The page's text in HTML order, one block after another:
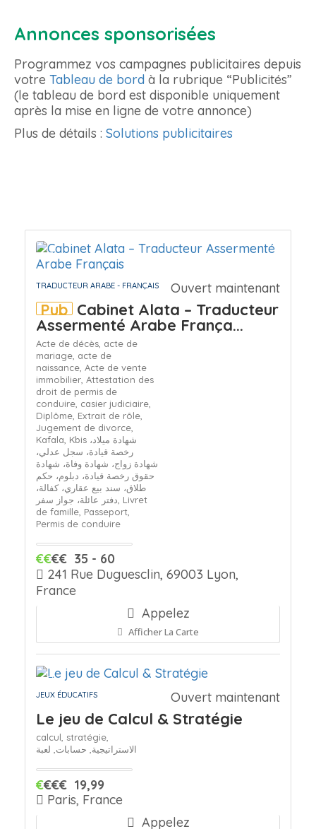
Annonces sponsorisées
Programmez vos campagnes publicitaires depuis
votre Tableau de bord à la rubrique “Publicités”
(le tableau de bord est disponible uniquement
après la mise en ligne de votre annonce)
Plus de détails : Solutions publicitaires
TRADUCTEUR ARABE - FRANÇAIS Ouvert maintenant
Pub Cabinet Alata – Traducteur
Assermenté Arabe França...
Acte de décès, acte de
mariage, acte de
naissance, Acte de vente
immobilier, Attestation des
droit de permis de
conduire, casier judiciaire,
Diplôme, Extrait de rôle,
Jugement de divorce,
Kafala, Kbis شهادة ميلاد،
رخصة قيادة، سجل عدلي،
شهادة زواج، شهادة وفاة، شهادة
حقوق رخصة قيادة، دبلوم، حكم
طلاق، سند بيع عقاري، كفالة،
Livret
de famille, Passeport,
Permis de conduire
€€€€ 35 - 60
241 Rue Duguesclin, 69003 Lyon,
France
Appelez
Afficher La Carte
JEUX ÉDUCATIFS Ouvert maintenant
Le jeu de Calcul & Stratégie
calcul, stratégie,
الاستراتيجية, حسابات, لعبة
€€€€ 19,99
Paris, France
Appelez